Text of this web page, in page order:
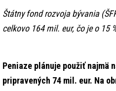
Štátny fond rozvoja bývania
celkovo 164 mil. eur, čo je o 15
Peniaze plánuje použiť najmä
pripravených 74 mil. eur. Na